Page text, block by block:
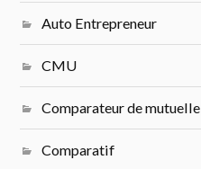
Auto Entrepreneur
CMU
Comparateur de mutuelle
Comparatif